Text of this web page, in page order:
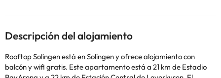
Descripción del alojamiento
Rooftop Solingen está en Solingen y ofrece alojamiento con
balcón y wifi gratis. Este apartamento está a 21 km de Estadio